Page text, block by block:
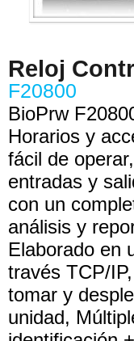
Reloj
F20800
BioPrw
Horarios y
fácil de
entradas y
con un
análisis y
Elaborado en
través TCP/
tomar y
unidad,